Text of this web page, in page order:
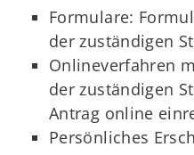
Formulare:
der zuständigen
Onlineverfahren
der zuständigen
Antrag online
Persönliches